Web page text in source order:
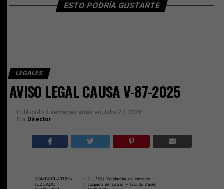
ESTO PODRÍA GUSTARTE
LEGALES
AVISO LEGAL CAUSA V-87-2025
Publicado 2 semanas atrás en Julio 27, 2026
Por Director